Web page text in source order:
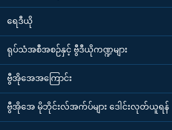
ရေဒီယို
ရုပ်သံအစီအစဉ်နှင့် ဗွီဒီယိုကဏ္ဍများ
ဗွီအိုအေအကြောင်း
ဗွီအိုအေ မိုဘိုင်းလ်အက်ပ်များ ဒေါင်းလုတ်ယူရန်